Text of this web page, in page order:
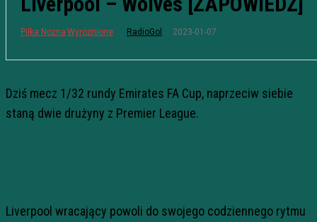
Piłka Nożna Wyróżnione RadioGol 2023-01-07
Dziś mecz 1/32 rundy Emirates FA Cup, naprzeciw siebie
staną dwie drużyny z Premier League.
Liverpool wracający powoli do swojego codziennego rytmu